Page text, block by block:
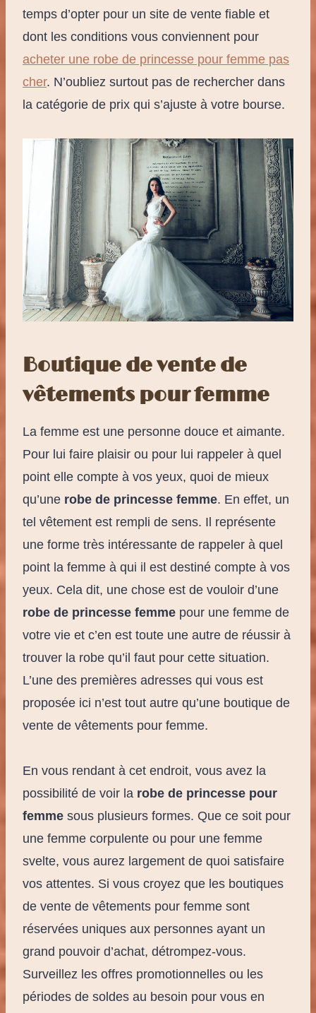
temps d’opter pour un site de vente fiable et
dont les conditions vous conviennent pour
acheter une robe de princesse pour femme pas
cher. N’oubliez surtout pas de rechercher dans
la catégorie de prix qui s’ajuste à votre bourse.
Boutique de vente de
vêtements pour femme
La femme est une personne douce et aimante.
Pour lui faire plaisir ou pour lui rappeler à quel
point elle compte à vos yeux, quoi de mieux
qu’une robe de princesse femme. En effet, un
tel vêtement est rempli de sens. Il représente
une forme très intéressante de rappeler à quel
point la femme à qui il est destiné compte à vos
yeux. Cela dit, une chose est de vouloir d’une
robe de princesse femme pour une femme de
votre vie et c’en est toute une autre de réussir à
trouver la robe qu’il faut pour cette situation.
L’une des premières adresses qui vous est
proposée ici n’est tout autre qu’une boutique de
vente de vêtements pour femme.
En vous rendant à cet endroit, vous avez la
possibilité de voir la robe de princesse pour
femme sous plusieurs formes. Que ce soit pour
une femme corpulente ou pour une femme
svelte, vous aurez largement de quoi satisfaire
vos attentes. Si vous croyez que les boutiques
de vente de vêtements pour femme sont
réservées uniques aux personnes ayant un
grand pouvoir d’achat, détrompez-vous.
Surveillez les offres promotionnelles ou les
périodes de soldes au besoin pour vous en